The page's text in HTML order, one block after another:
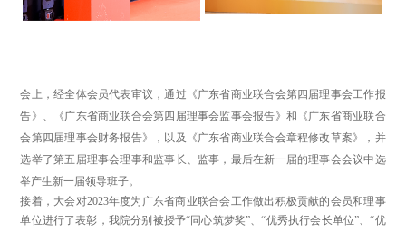
会上，经全体会员代表审议，通过《广东省商业联合会第四届理事会工作报
告》、《广东省商业联合会第四届理事会监事会报告》和《广东省商业联合
会第四届理事会财务报告》，以及《广东省商业联合会章程修改草案》，并
选举了第五届理事会理事和监事长、监事，最后在新一届的理事会会议中选
举产生新一届领导班子。
接着，大会对2023年度为广东省商业联合会工作做出积极贡献的会员和理事
单位进行了表彰，我院分别被授予“同心筑梦奖”、“优秀执行会长单位”、“优